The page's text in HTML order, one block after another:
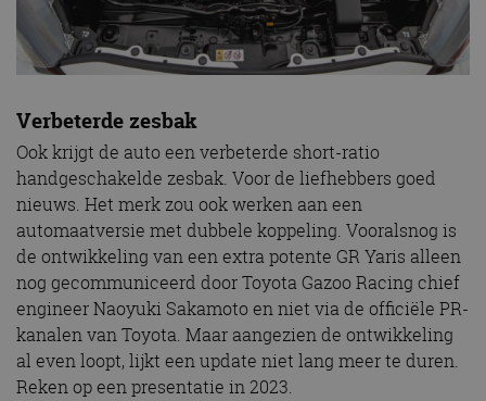
Verbeterde zesbak
Ook krijgt de auto een verbeterde short-ratio
handgeschakelde zesbak. Voor de liefhebbers goed
nieuws. Het merk zou ook werken aan een
automaatversie met dubbele koppeling. Vooralsnog is
de ontwikkeling van een extra potente GR Yaris alleen
nog gecommuniceerd door Toyota Gazoo Racing chief
engineer Naoyuki Sakamoto en niet via de officiële PR-
kanalen van Toyota. Maar aangezien de ontwikkeling
al even loopt, lijkt een update niet lang meer te duren.
Reken op een presentatie in 2023.